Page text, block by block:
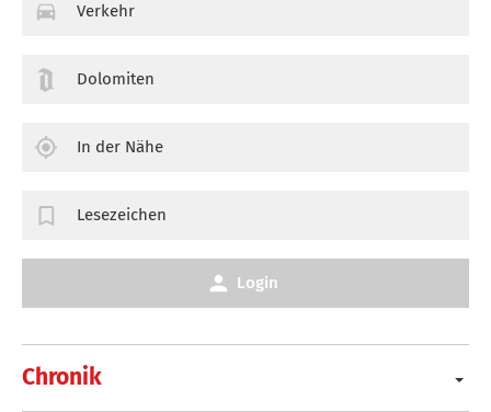
Chronik
Verkehr
Dolomiten
In der Nähe
Lesezeichen
Login